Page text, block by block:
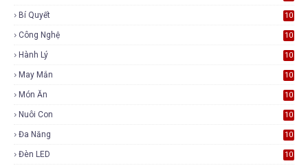
Bí Quyết 10
Công Nghệ 10
Hành Lý 10
May Mắn 10
Món Ăn 10
Nuôi Con 10
Đa Năng 10
Đèn LED 10